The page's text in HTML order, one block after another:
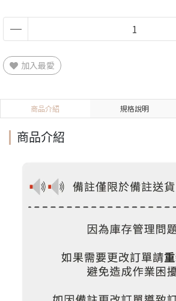
加入最愛
商品介紹 規格說明
商品介紹